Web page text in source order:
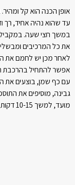
אופן הכנה הוא קל
עד שהוא נהיה אחיד, רך
במשך חצי שעה. במקביל
את כל המרכיבים
לאחר מכן יש לחמם את
אפשר להתחיל בהרכבת
עם כף שמן, בוצעים את
גבינה, מוסיפים את
מועד, למשך 10-15 דקות, עד שהפיצה מוכנה.